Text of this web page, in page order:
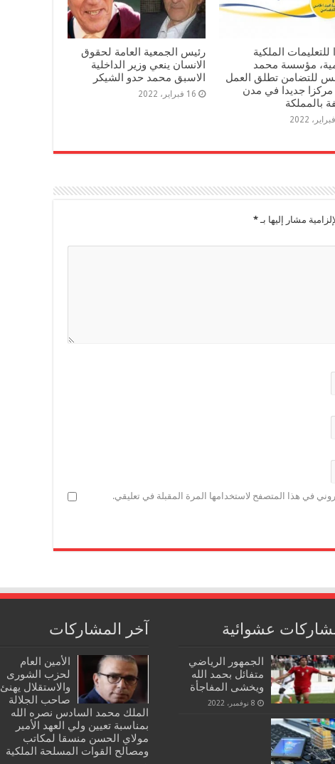
للتعليمات الملكية
مؤسسة محمد
للتضامن تطلق العمل
ب11 مركزا جديدا في مدن
بالمملكة
رئيس الجمعية العامة لحقوق
الانسان ينعي وزير الداخلية
الاسبق محمد حدو الشيكر
16 فبراير، 2022
مشار إليها بـ *
في هذا المتصفح لاستخدامها المرة المقبلة في تعليقي.
عشوائية
الجمهور الرياضي
متفائل بحمد الله
ويخشى المفاجأة
8 نوفمبر، 2022
آخر المشاركات
الأمين العام
لحزب الشورى
والاستقلال يهنئ
صاحب الجلالة
الملك محمد السادس نصره الله
بمناسبة تعيين ولي العهد الأمير
مولاي الحسن منسقا لمكاتب
ومصالح القوات المسلحة الملكية